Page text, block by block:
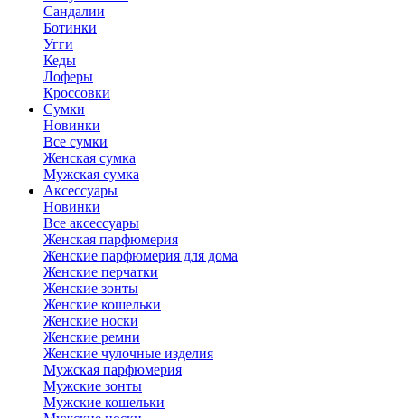
Сандалии
Ботинки
Угги
Кеды
Лоферы
Кроссовки
Сумки
Новинки
Все сумки
Женская сумка
Мужская сумка
Аксессуары
Новинки
Все аксессуары
Женская парфюмерия
Женские парфюмерия для дома
Женские перчатки
Женские зонты
Женские кошельки
Женские носки
Женские ремни
Женские чулочные изделия
Мужская парфюмерия
Мужские зонты
Мужские кошельки